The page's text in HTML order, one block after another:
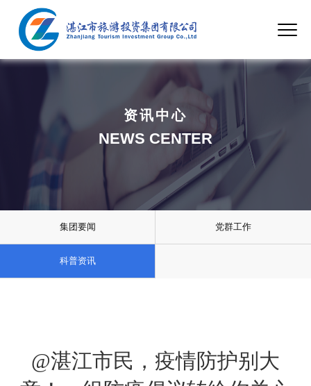
资讯中心
NEWS CENTER
集团要闻 党群工作
科普资讯
@湛江市民，疫情防护别大